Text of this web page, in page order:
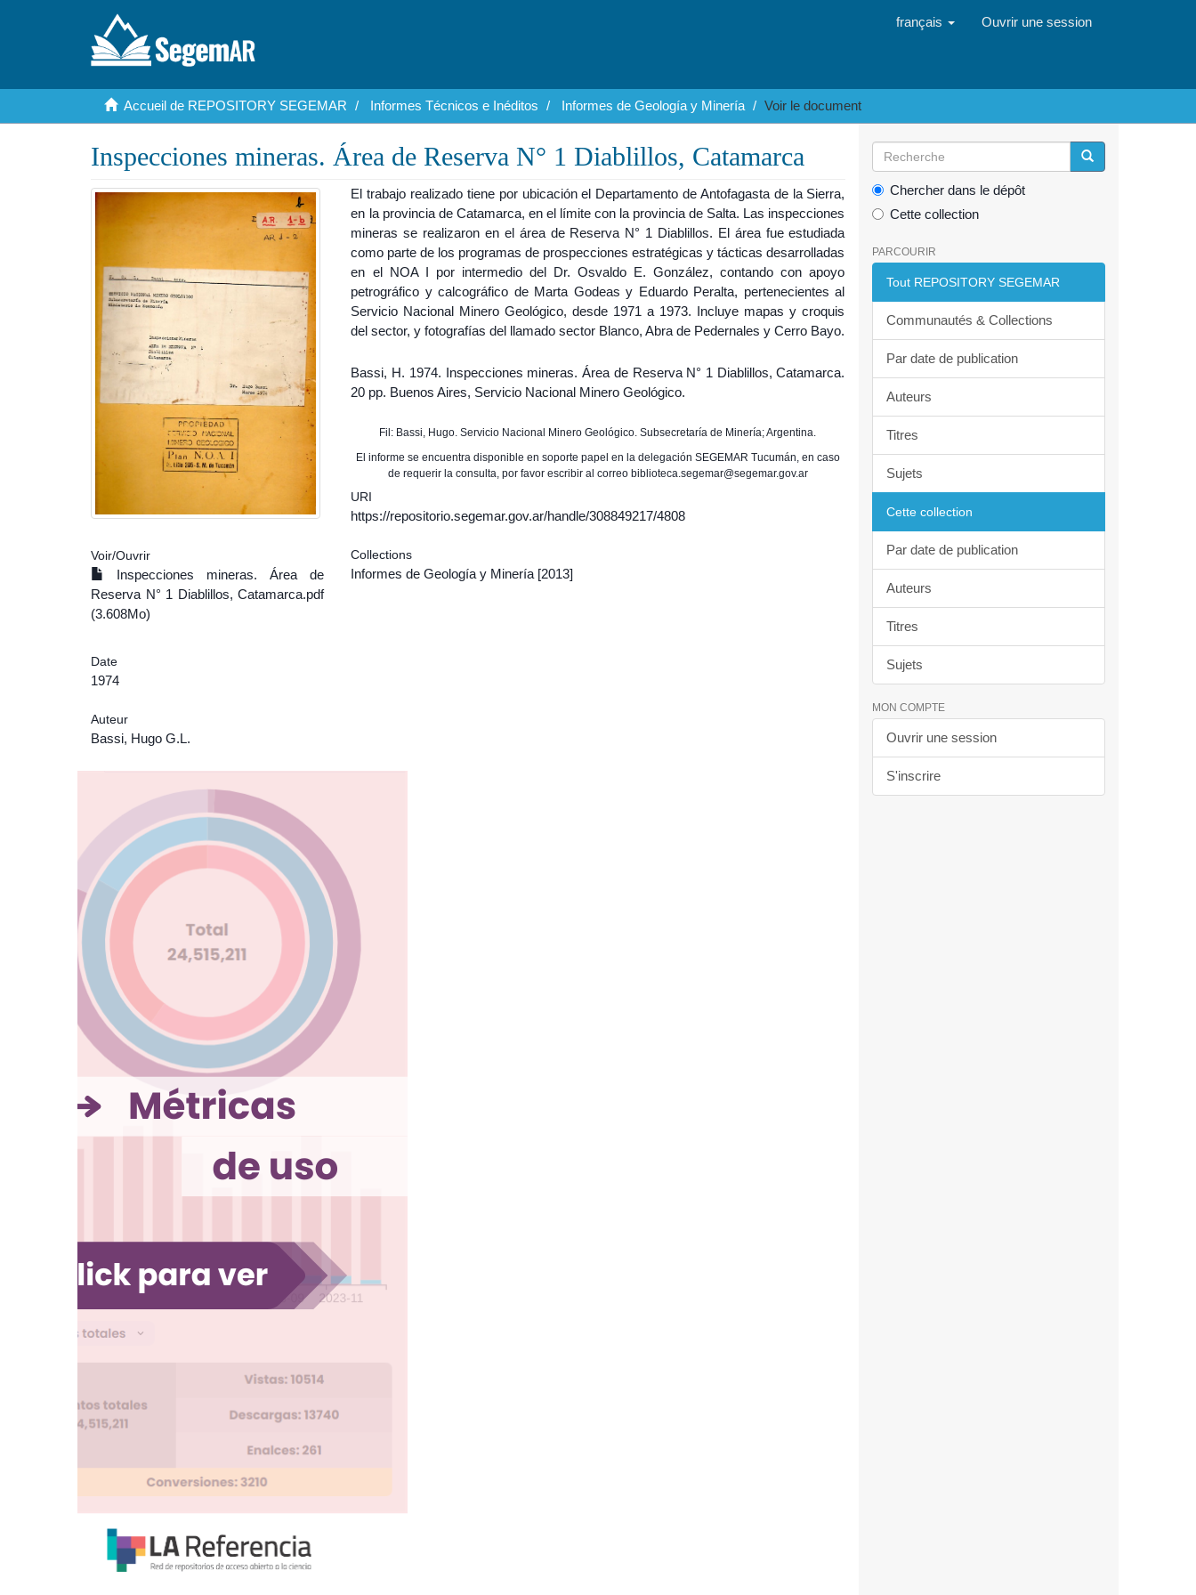
français Ouvrir une session
Accueil de REPOSITORY SEGEMAR Informes Técnicos e Inéditos Informes de Geología y Minería Voir le document
Inspecciones mineras. Área de Reserva N° 1 Diablillos, Catamarca
Voir/Ouvrir
Inspecciones mineras. Área de
Reserva N° 1 Diablillos, Catamarca.pdf
(3.608Mo)
Date
1974
Auteur
Bassi, Hugo G.L.
El trabajo realizado tiene por ubicación el Departamento de Antofagasta de la Sierra,
en la provincia de Catamarca, en el límite con la provincia de Salta. Las inspecciones
mineras se realizaron en el área de Reserva N° 1 Diablillos. El área fue estudiada
como parte de los programas de prospecciones estratégicas y tácticas desarrolladas
en el NOA I por intermedio del Dr. Osvaldo E. González, contando con apoyo
petrográfico y calcográfico de Marta Godeas y Eduardo Peralta, pertenecientes al
Servicio Nacional Minero Geológico, desde 1971 a 1973. Incluye mapas y croquis
del sector, y fotografías del llamado sector Blanco, Abra de Pedernales y Cerro Bayo.
Bassi, H. 1974. Inspecciones mineras. Área de Reserva N° 1 Diablillos, Catamarca.
20 pp. Buenos Aires, Servicio Nacional Minero Geológico.
Fil: Bassi, Hugo. Servicio Nacional Minero Geológico. Subsecretaría de Minería; Argentina.
El informe se encuentra disponible en soporte papel en la delegación SEGEMAR Tucumán, en caso
de requerir la consulta, por favor escribir al correo biblioteca.segemar@segemar.gov.ar
URI
https://repositorio.segemar.gov.ar/handle/308849217/4808
Collections
Informes de Geología y Minería [2013]
Chercher dans le dépôt
Cette collection
PARCOURIR
Tout REPOSITORY SEGEMAR
Communautés & Collections
Par date de publication
Auteurs
Titres
Sujets
Cette collection
Par date de publication
Auteurs
Titres
Sujets
MON COMPTE
Ouvrir une session
S'inscrire